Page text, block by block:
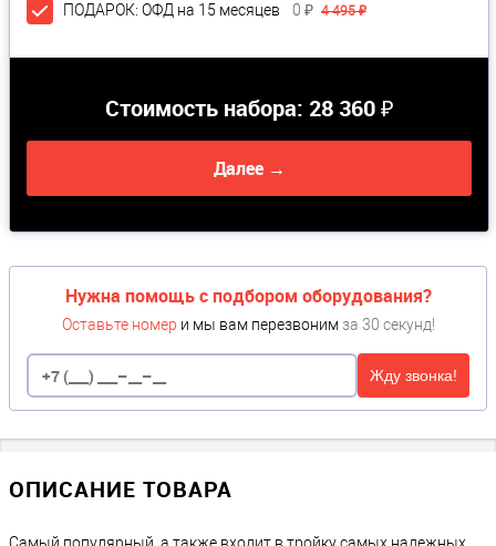
ПОДАРОК: ОФД на 15 месяцев 0 ₽ 4 495 ₽
Стоимость набора: 28 360 ₽
Далее →
Нужна помощь с подбором оборудования?
Оставьте номер и мы вам перезвоним за 30 секунд!
Жду звонка!
ОПИСАНИЕ ТОВАРА